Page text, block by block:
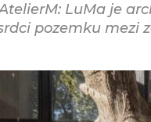
LuMa je
pozemku mezi